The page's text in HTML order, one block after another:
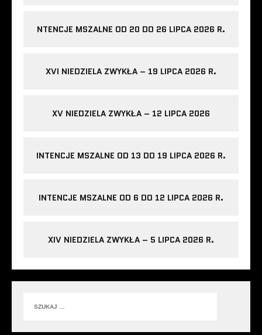
NTENCJE MSZALNE OD 20 DO 26 LIPCA 2026 R.
XVI NIEDZIELA ZWYKŁA – 19 LIPCA 2026 R.
XV NIEDZIELA ZWYKŁA – 12 LIPCA 2026
INTENCJE MSZALNE OD 13 DO 19 LIPCA 2026 R.
INTENCJE MSZALNE OD 6 DO 12 LIPCA 2026 R.
XIV NIEDZIELA ZWYKŁA – 5 LIPCA 2026 R.